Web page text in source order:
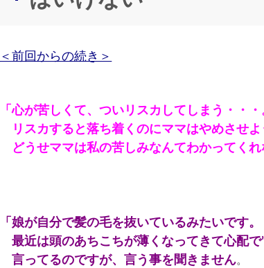
＜前回からの続き＞
「心が苦しくて、ついリスカしてしまう・・・
リスカすると落ち着くのにママはやめさせよ
どうせママは私の苦しみなんてわかってくれ
「娘が自分で髪の毛を抜いているみたいです。
最近は頭のあちこちが薄くなってきて心配で
言ってるのですが、言う事を聞きません。